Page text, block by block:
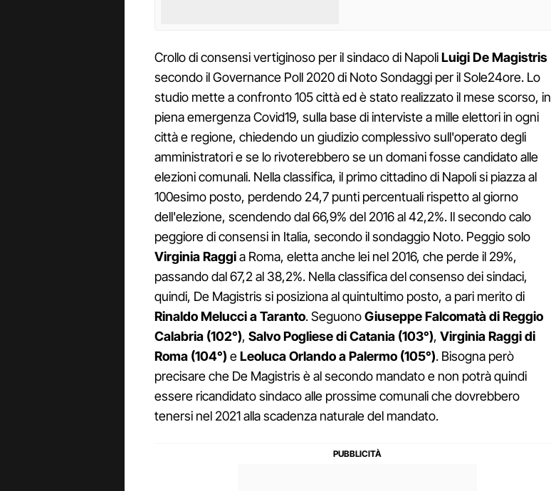
Crollo di consensi vertiginoso per il sindaco di NapoliLuigi De Magistris
secondo il Governance Poll 2020 di Noto Sondaggi per il Sole24ore. Lo
studio mette a confronto 105 città ed è stato realizzato il mese scorso, in
piena emergenza Covid19, sulla base di interviste a mille elettori in ogni
città e regione, chiedendo un giudizio complessivo sull'operato degli
amministratori e se lo rivoterebbero se un domani fosse candidato alle
elezioni comunali. Nella classifica, il primo cittadino di Napoli si piazza al
100esimo posto, perdendo 24,7 punti percentuali rispetto al giorno
dell'elezione, scendendo dal 66,9% del 2016 al 42,2%. Il secondo calo
peggiore di consensi in Italia, secondo il sondaggio Noto. Peggio solo
Virginia Raggia Roma, eletta anche lei nel 2016, che perde il 29%,
passando dal 67,2 al 38,2%. Nella classifica del consenso dei sindaci,
quindi, De Magistris si posiziona al quintultimo posto, a pari merito di
Rinaldo Melucci a Taranto. SeguonoGiuseppe Falcomatà di Reggio
Calabria (102°), Salvo Pogliese di Catania (103°), Virginia Raggi di
Roma (104°) eLeoluca Orlando a Palermo (105°). Bisogna però
precisare che De Magistris è al secondo mandato e non potrà quindi
essere ricandidato sindaco alle prossime comunali che dovrebbero
tenersi nel 2021 alla scadenza naturale del mandato.